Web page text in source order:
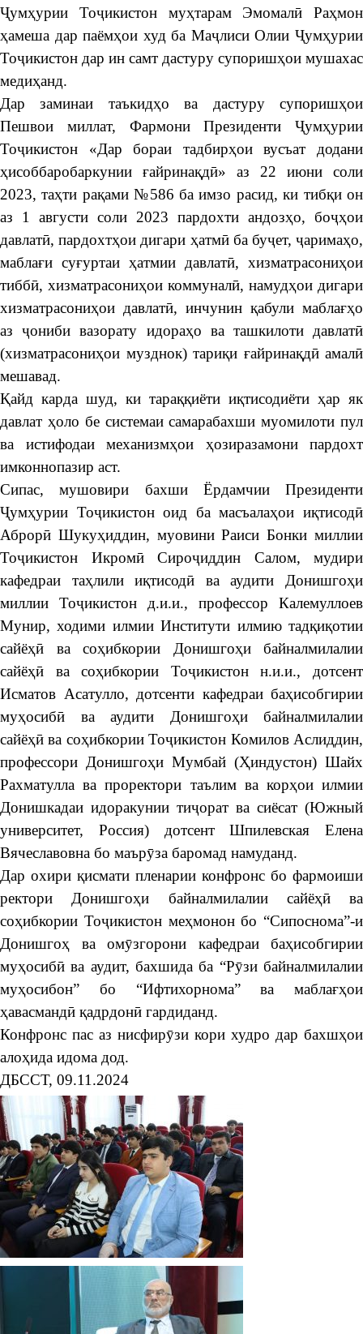
Ҷумҳурии Тоҷикистон муҳтарам Эмомалӣ Раҳмон
ҳамеша дар паёмҳои худ ба Маҷлиси Олии Ҷумҳурии
Тоҷикистон дар ин самт дастуру супоришҳои мушахас
медиҳанд.
Дар заминаи таъкидҳо ва дастуру супоришҳои
Пешвои миллат, Фармони Президенти Ҷумҳурии
Тоҷикистон «Дар бораи тадбирҳои вусъат додани
ҳисоббаробаркунии ғайринақдӣ» аз 22 июни соли
2023, таҳти рақами №586 ба имзо расид, ки тибқи он
аз 1 августи соли 2023 пардохти андозҳо, боҷҳои
давлатӣ, пардохтҳои дигари ҳатмӣ ба буҷет, ҷаримаҳо,
маблағи суғуртаи ҳатмии давлатӣ, хизматрасониҳои
тиббӣ, хизматрасониҳои коммуналӣ, намудҳои дигари
хизматрасониҳои давлатӣ, инчунин қабули маблағҳо
аз ҷониби вазорату идораҳо ва ташкилоти давлатӣ
(хизматрасониҳои музднок) тариқи ғайринақдӣ амалӣ
мешавад.
Қайд карда шуд, ки тараққиёти иқтисодиёти ҳар як
давлат ҳоло бе системаи самарабахши муомилоти пул
ва истифодаи механизмҳои ҳозиразамони пардохт
имконнопазир аст.
Сипас, мушовири бахши Ёрдамчии Президенти
Ҷумҳурии Тоҷикистон оид ба масъалаҳои иқтисодӣ
Аброрӣ Шукуҳиддин, муовини Раиси Бонки миллии
Тоҷикистон Икромӣ Сироҷиддин Салом, мудири
кафедраи таҳлили иқтисодӣ ва аудити Донишгоҳи
миллии Тоҷикистон д.и.и., профессор Калемуллоев
Мунир, ходими илмии Институти илмию тадқиқотии
сайёҳӣ ва соҳибкории Донишгоҳи байналмилалии
сайёҳӣ ва соҳибкории Тоҷикистон н.и.и., дотсент
Исматов Асатулло, дотсенти кафедраи баҳисобгирии
муҳосибӣ ва аудити Донишгоҳи байналмилалии
сайёҳӣ ва соҳибкории Тоҷикистон Комилов Аслиддин,
профессори Донишгоҳи Мумбай (Ҳиндустон) Шайх
Рахматулла ва проректори таълим ва корҳои илмии
Донишкадаи идоракунии тиҷорат ва сиёсат (Южный
университет, Россия) дотсент Шпилевская Елена
Вячеславовна бо маърӯза баромад намуданд.
Дар охири қисмати пленарии конфронс бо фармоиши
ректори Донишгоҳи байналмилалии сайёҳӣ ва
соҳибкории Тоҷикистон меҳмонон бо “Сипоснома”-и
Донишгоҳ ва омӯзгорони кафедраи баҳисобгирии
муҳосибӣ ва аудит, бахшида ба “Рӯзи байналмилалии
муҳосибон” бо “Ифтихорнома” ва маблағҳои
ҳавасмандӣ қадрдонӣ гардиданд.
Конфронс пас аз нисфирӯзи кори худро дар бахшҳои
алоҳида идома дод.
ДБССТ, 09.11.2024